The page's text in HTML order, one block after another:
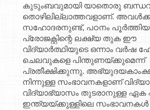
കുടുംബവുമായി യാതൊരു
തൊഴിലില്ലാത്തവളാണ്.
സഹോദരനുണ്ട്, പഠനം
പ്രോജക്റ്റിന്റെ ലക്ഷ്യ തുക ഈ
വിദ്യാർത്ഥിയുടെ ഒന്നാം വർഷ
ചെലവുകളെ പിന്തുണയ്ക്കുമെന്ന്
പ്രതീക്ഷിക്കുന്നു.
നിന്നുള്ള സംഭാവനകളാണ്
വിദ്യാഭ്യാസം തുടരാനുള്ള ഏക
ഇന്ത്യയ്ക്കുള്ളിലെ സംഭാവനകൾ